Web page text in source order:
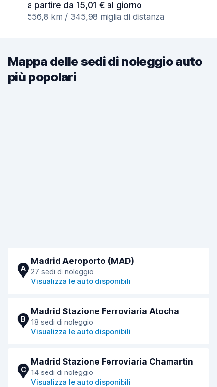
a partire da 15,01 € al giorno
556,8 km / 345,98 miglia di distanza
Mappa delle sedi di noleggio auto
più popolari
A
Madrid Aeroporto (MAD)
27 sedi di noleggio
Visualizza le auto disponibili
B
Madrid Stazione Ferroviaria Atocha
18 sedi di noleggio
Visualizza le auto disponibili
C
Madrid Stazione Ferroviaria Chamartin
14 sedi di noleggio
Visualizza le auto disponibili